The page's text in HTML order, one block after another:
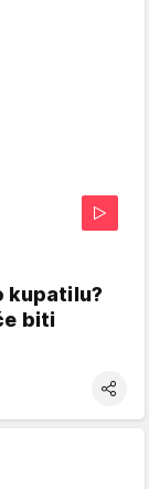
kupatilu?
biti